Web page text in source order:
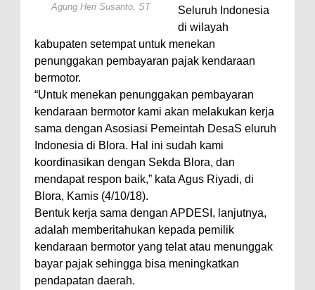
Agung Heri Susanto, ST
Seluruh Indonesia
di wilayah
kabupaten setempat untuk menekan
penunggakan pembayaran pajak kendaraan
bermotor.
“Untuk menekan penunggakan pembayaran
kendaraan bermotor kami akan melakukan kerja
sama dengan Asosiasi Pemeintah DesaS eluruh
Indonesia di Blora. Hal ini sudah kami
koordinasikan dengan Sekda Blora, dan
mendapat respon baik,” kata Agus Riyadi, di
Blora, Kamis (4/10/18).
Bentuk kerja sama dengan APDESI, lanjutnya,
adalah memberitahukan kepada pemilik
kendaraan bermotor yang telat atau menunggak
bayar pajak sehingga bisa meningkatkan
pendapatan daerah.